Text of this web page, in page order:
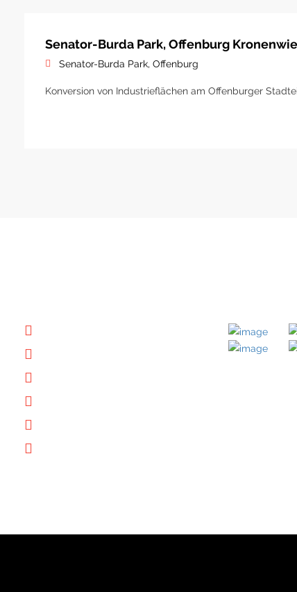
Senator-Burda Park, Offenburg
Senator-Burda Park, Offenburg
Konversion von Industrieflächen am Offenburger